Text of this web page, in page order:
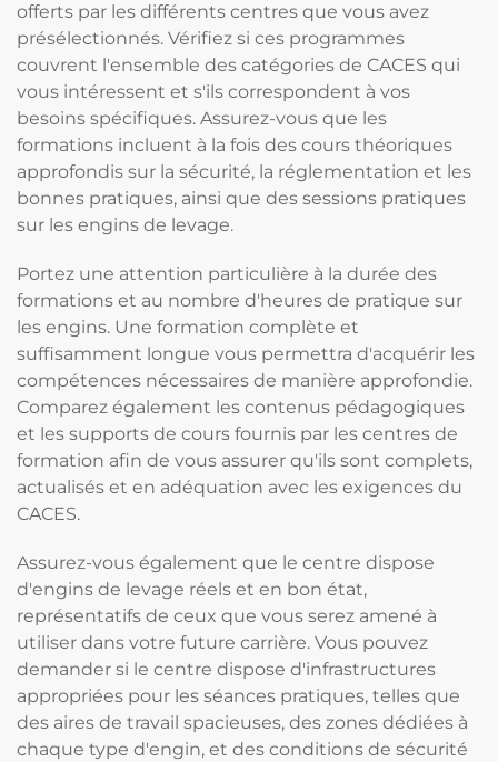
offerts par les différents centres que vous avez
présélectionnés. Vérifiez si ces programmes
couvrent l'ensemble des catégories de CACES qui
vous intéressent et s'ils correspondent à vos
besoins spécifiques. Assurez-vous que les
formations incluent à la fois des cours théoriques
approfondis sur la sécurité, la réglementation et les
bonnes pratiques, ainsi que des sessions pratiques
sur les engins de levage.
Portez une attention particulière à la durée des
formations et au nombre d'heures de pratique sur
les engins. Une formation complète et
suffisamment longue vous permettra d'acquérir les
compétences nécessaires de manière approfondie.
Comparez également les contenus pédagogiques
et les supports de cours fournis par les centres de
formation afin de vous assurer qu'ils sont complets,
actualisés et en adéquation avec les exigences du
CACES.
Assurez-vous également que le centre dispose
d'engins de levage réels et en bon état,
représentatifs de ceux que vous serez amené à
utiliser dans votre future carrière. Vous pouvez
demander si le centre dispose d'infrastructures
appropriées pour les séances pratiques, telles que
des aires de travail spacieuses, des zones dédiées à
chaque type d'engin, et des conditions de sécurité